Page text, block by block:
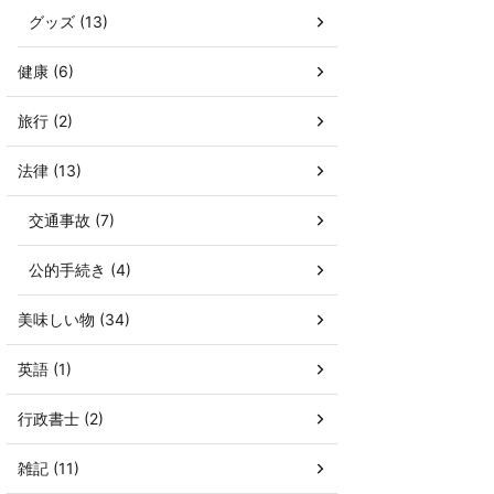
グッズ (13)
健康 (6)
旅行 (2)
法律 (13)
交通事故 (7)
公的手続き (4)
美味しい物 (34)
英語 (1)
行政書士 (2)
雑記 (11)